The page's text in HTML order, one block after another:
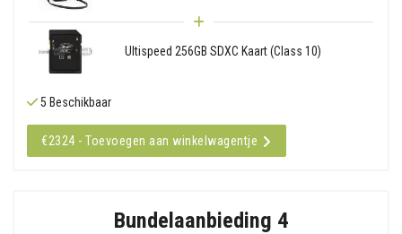
Ultispeed 256GB SDXC Kaart (Class 10)
5 Beschikbaar
€2324 - Toevoegen aan winkelwagentje
Bundelaanbieding 4